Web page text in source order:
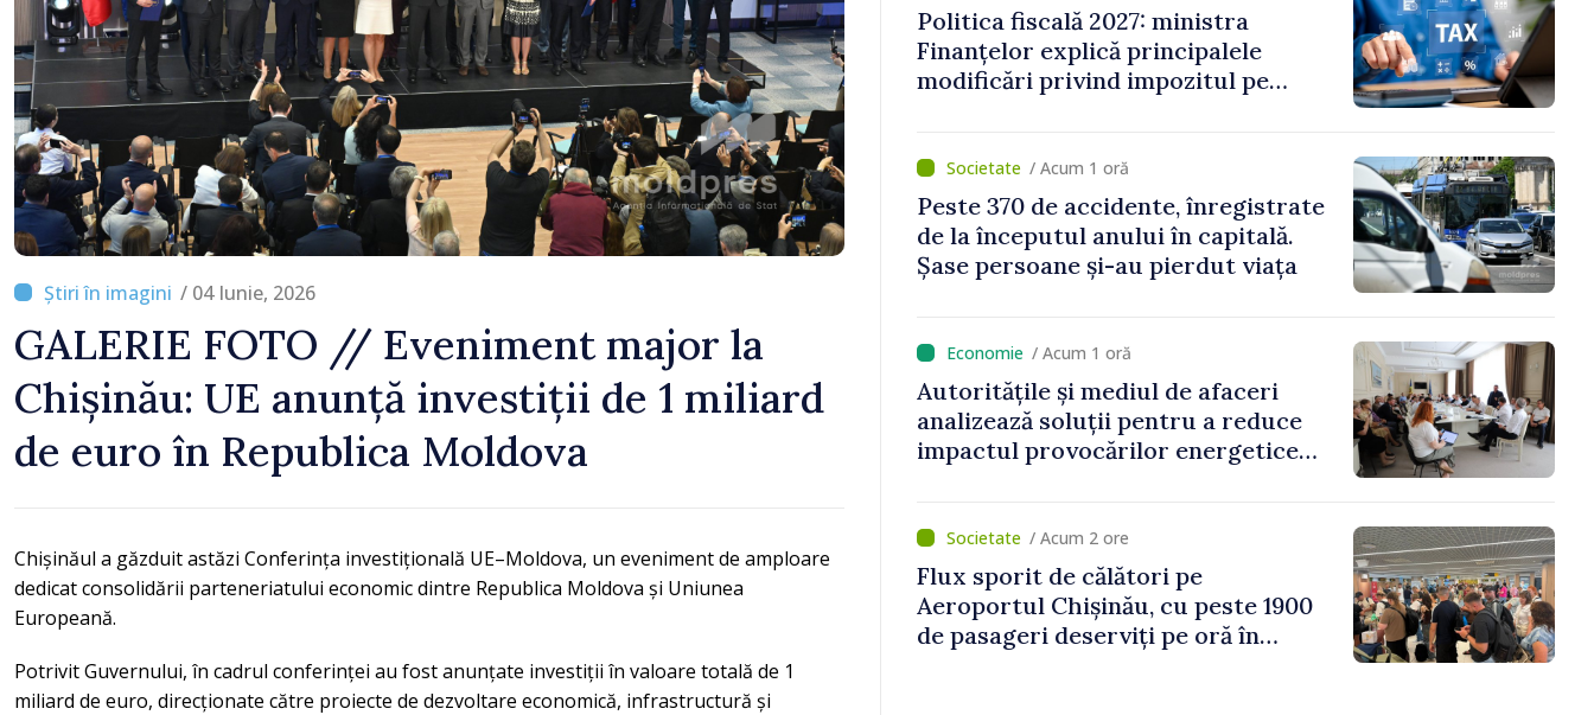
/ 04 Iunie, 2026
GALERIE FOTO // Eveniment major la
Chișinău: UE anunță investiții de 1 miliard
de euro în Republica Moldova
Chișinăul a găzduit astăzi Conferința investițională UE–Moldova, un eveniment de amploare
dedicat consolidării parteneriatului economic dintre Republica Moldova și Uniunea
Europeană.
Potrivit Guvernului, în cadrul conferinței au fost anunțate investiții în valoare totală de 1
miliard de euro, direcționate către proiecte de dezvoltare economică, infrastructură și
Politica fiscală 2027: ministra
Finanțelor explică principalele
modificări privind impozitul pe
/ Acum 1 oră
Peste 370 de accidente, înregistrate
de la începutul anului în capitală.
Șase persoane și-au pierdut viața
/ Acum 1 oră
Autoritățile și mediul de afaceri
analizează soluții pentru a reduce
impactul provocărilor energetice
/ Acum 2 ore
Flux sporit de călători pe
Aeroportul Chișinău, cu peste 1900
de pasageri deserviți pe oră în